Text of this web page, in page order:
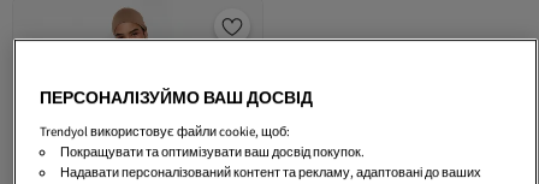
ПЕРСОНАЛІЗУЙМО ВАШ ДОСВІД
Trendyol використовує файли cookie, щоб:
Покращувати та оптимізувати ваш досвід покупок.
Надавати персоналізований контент та рекламу, адаптовані до ваших